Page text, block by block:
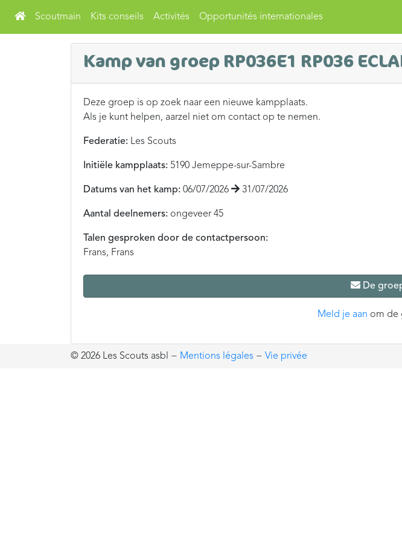
Scoutmain Kits conseils Activités Opportunités internationales
Kamp van groep RP036E1 RP036
Deze groep is op zoek naar een nieuwe kampplaats.
Als je kunt helpen, aarzel niet om contact op te nemen.
Federatie: Les Scouts
Initiële kampplaats: 5190 Jemeppe-sur-Sambre
Datums van het kamp: 06/07/2026 31/07/2026
Aantal deelnemers: ongeveer 45
Talen gesproken door de contactpersoon:
Frans, Frans
De
Meld je aan om de
© 2026 Les Scouts asbl − Mentions légales − Vie privée